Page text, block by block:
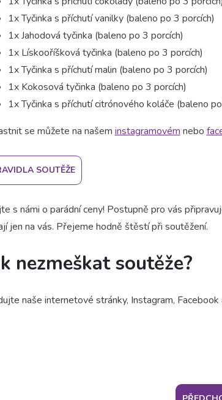
1xTyčinka s příchutí vanilky (baleno po 3 porcích)
1x Jahodová tyčinka (baleno po 3 porcích)
1x Lískooříšková tyčinka (baleno po 3 porcích)
1xTyčinka s příchutí malin (baleno po 3 porcích)
1x Kokosová tyčinka (baleno po 3 porcích)
1xTyčinka s příchutí citrónového koláče (baleno
se můžete na našem instagramovém nebo
SOUTĚŽE
s námi o parádní ceny! Postupně pro vás
jen na vás. Přejeme hodně štěstí při soutěžení.
nezmeškat soutěže?
naše internetové stránky, Instagram,